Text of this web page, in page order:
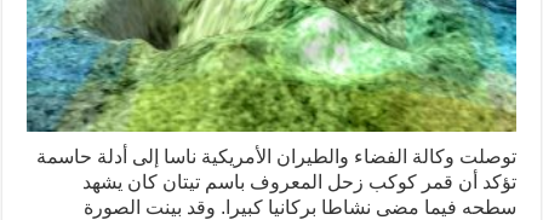
توصلت وكالة الفضاء والطيران الأمريكية ناسا إلى أدلة حاسمة
تؤكد أن قمر كوكب زحل المعروف باسم تيتان كان يشهد
سطحه فيما مضى نشاطا بركانيا كبيرا. وقد بينت الصورة